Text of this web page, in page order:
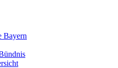
Bayern